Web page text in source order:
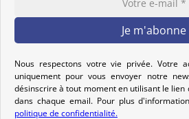
Votre commande est préparée dans les
la réception de votre paiement et
vous avez sélectionné lors de votre
de confirmation d’envoi pour suivre
plusieurs options de livraison pour
Nous respectons votre vie privée. Votre
uniquement pour vous envoyer notre
désinscrire à tout moment en utilisant le lien
dans chaque email. Pour plus
politique de confidentialité.